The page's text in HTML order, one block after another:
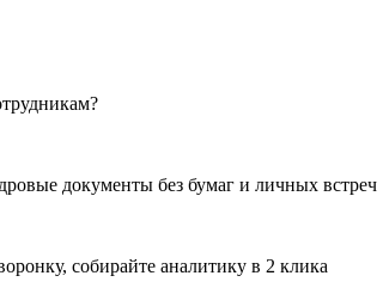
документы без бумаг и личных встреч
собирайте аналитику в 2 клика